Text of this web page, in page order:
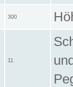
300
11